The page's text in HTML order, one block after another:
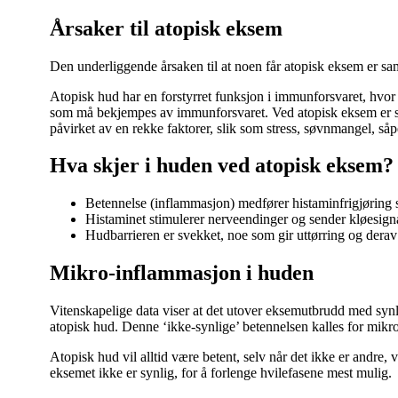
Årsaker til atopisk eksem
Den underliggende årsaken til at noen får atopisk eksem er
Atopisk hud har en forstyrret funksjon i immunforsvaret,
som må bekjempes av immunforsvaret. Ved atopisk eksem
påvirket av en rekke faktorer, slik som stress, søvnmangel,
Hva skjer i huden ved atopisk eksem?
Betennelse (inflammasjon) medfører
Histaminet stimulerer nerveendinger og sender
Hudbarrieren er svekket, noe som gir uttørring og
Mikro-inflammasjon i huden
Vitenskapelige data viser at det utover eksemutbrudd med
atopisk hud. Denne ‘ikke-synlige’ betennelsen kalles for
Atopisk hud vil alltid være betent, selv når det ikke er andre,
eksemet ikke er synlig, for å forlenge hvilefasene mest mulig.